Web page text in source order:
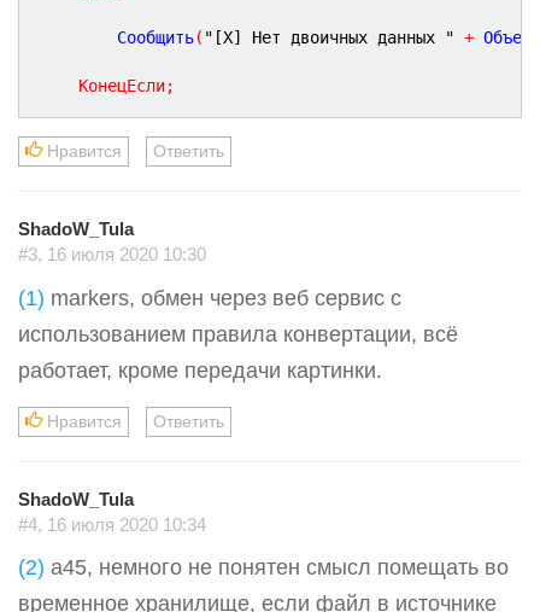
		Сообщить
( "[Х] Нет двоичных данных " + Объект
КонецЕсли;
Нравится Ответить
ShadoW_Tula
#3, 16 июля 2020 10:30
(1) markers, обмен через веб сервис с
использованием правила конвертации, всё
работает, кроме передачи картинки.
Нравится Ответить
ShadoW_Tula
#4, 16 июля 2020 10:34
(2) a45, немного не понятен смысл помещать во
временное хранилище, если файл в источнике